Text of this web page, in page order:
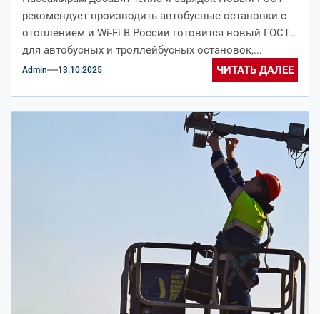
рекомендует производить автобусные остановки с
отоплением и Wi-Fi В России готовится новый ГОСТ
для автобусных и троллейбусных остановок,...
Admin 13.10.2025 ЧИТАТЬ ДАЛЕЕ